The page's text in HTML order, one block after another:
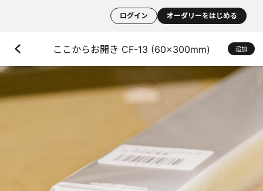
ログイン オーダリーをはじめる
ここからお開き CF-13 (60×300mm) 追加